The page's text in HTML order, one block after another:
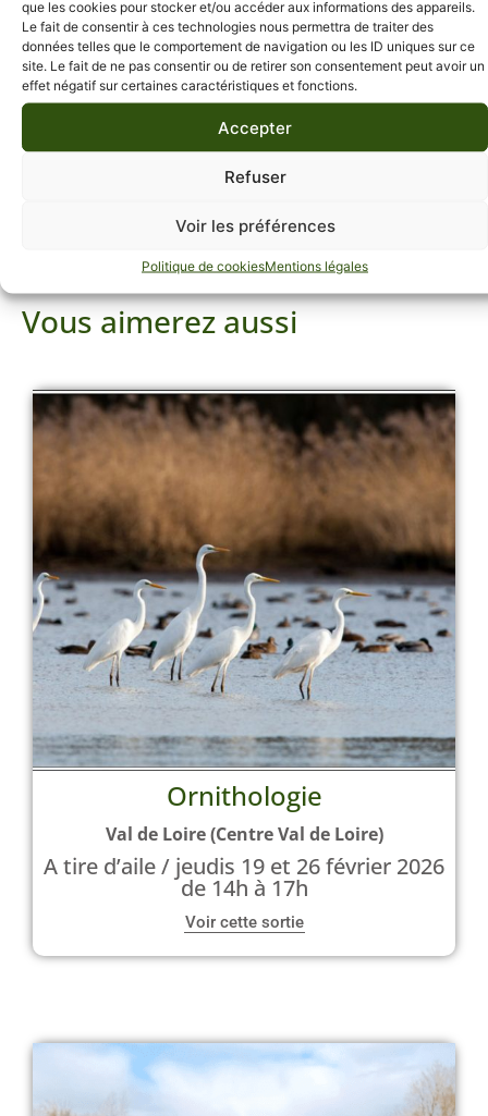
que les cookies pour stocker et/ou accéder aux informations des appareils.
Le fait de consentir à ces technologies nous permettra de traiter des
données telles que le comportement de navigation ou les ID uniques sur ce
site. Le fait de ne pas consentir ou de retirer son consentement peut avoir un
effet négatif sur certaines caractéristiques et fonctions.
Accepter
Refuser
Voir les préférences
Politique de cookiesMentions légales
Partagez cette sortie !
Vous aimerez aussi
Ornithologie
Val de Loire (Centre Val de Loire)
A tire d’aile / jeudis 19 et 26 février 2026
de 14h à 17h
Voir cette sortie